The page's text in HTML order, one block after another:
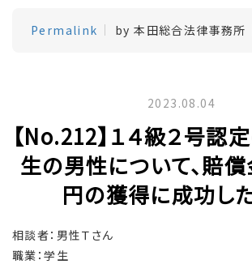
Permalink by 本田総合法律事務所
2023.08.04
【No.212】１４級２号認
生の男性について、賠償
円の獲得に成功し
相談者：男性Ｔさん
職業：学生